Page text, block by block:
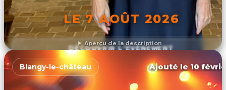
Aperçu de la description
LE 7 AOÛT 2026
DÉCOUVRIR L'ÉVÉNEMENT
Blangy-le-château Ajouté le 10